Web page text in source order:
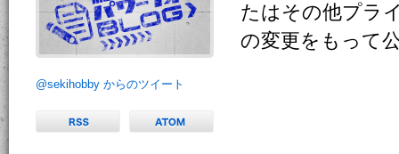
たはその他プラ
の変更をもって
@sekihobby からのツイート